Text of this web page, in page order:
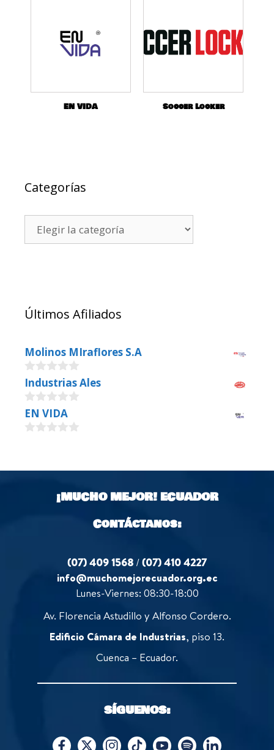
EN VIDA Soccer Locker
Categorías
Últimos Afiliados
Molinos MIraflores S.A
0
o
u
t
o
f
Industrias Ales
0
o
u
5
EN VIDA
t
¡MUCHO MEJOR!ECUADOR
Contáctanos:
(07) 409 1568 /(07) 410 4227
info@muchomejorecuador.org.ec
Lunes-Viernes: 08:30-18:00
Av. Florencia Astudillo y Alfonso Cordero.
Edificio Cámara de Industrias, piso 13.
Cuenca – Ecuador.
SÍGUENOS: